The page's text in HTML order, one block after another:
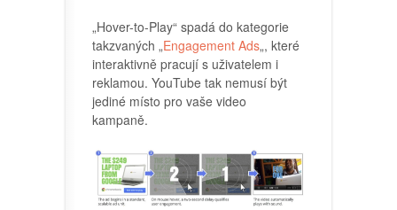
„Hover-to-Play“ spadá do kategorie
takzvaných „Engagement Ads„, které
interaktivně pracují s uživatelem i
reklamou. YouTube tak nemusí být
jediné místo pro vaše video
kampaně.